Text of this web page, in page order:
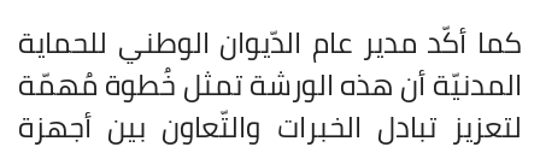
كما أكّد مدير عام الدّيوان الوطني للحماية
المدنيّة أن هذه الورشة تمثل خُطوة مُهمّة
لتعزيز تبادل الخبرات والتّعاون بين أجهزة